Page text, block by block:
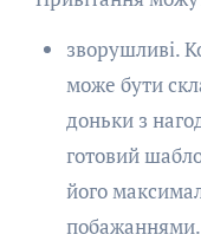
зворушливі.
може бути
доньки з
готовий
його